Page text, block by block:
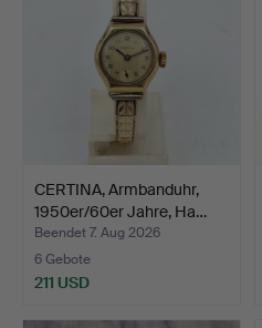
CERTINA, Armbanduhr,
1950er/60er Jahre, Ha…
Beendet 7. Aug 2026
6 Gebote
211 USD